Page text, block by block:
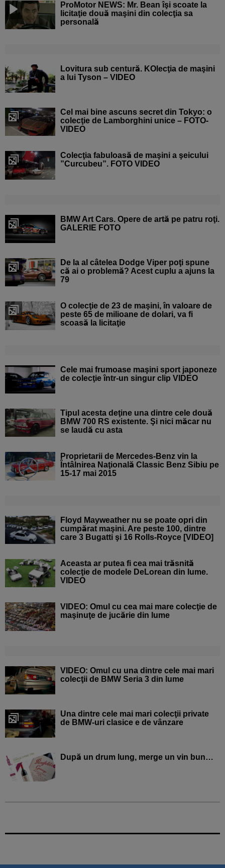
ProMotor NEWS: Mr. Bean îşi scoate la
licitaţie două maşini din colecţia sa
personală
Lovitura sub centură. KOlecţia de maşini
a lui Tyson – VIDEO
Cel mai bine ascuns secret din Tokyo: o
colecţie de Lamborghini unice – FOTO-
VIDEO
Colecţia fabuloasă de maşini a şeicului
”Curcubeu”. FOTO VIDEO
BMW Art Cars. Opere de artă pe patru roţi.
GALERIE FOTO
De la al câtelea Dodge Viper poţi spune
că ai o problemă? Acest cuplu a ajuns la
79
O colecţie de 23 de maşini, în valoare de
peste 65 de milioane de dolari, va fi
scoasă la licitaţie
Cele mai frumoase maşini sport japoneze
de colecţie într-un singur clip VIDEO
Tipul acesta deţine una dintre cele două
BMW 700 RS existente. Şi nici măcar nu
se laudă cu asta
Proprietarii de Mercedes-Benz vin la
Întâlnirea Naţională Classic Benz Sibiu pe
15-17 mai 2015
Floyd Mayweather nu se poate opri din
cumpărat maşini. Are peste 100, dintre
care 3 Bugatti şi 16 Rolls-Royce [VIDEO]
Aceasta ar putea fi cea mai trăsnită
colecţie de modele DeLorean din lume.
VIDEO
VIDEO: Omul cu cea mai mare colecţie de
maşinuţe de jucărie din lume
VIDEO: Omul cu una dintre cele mai mari
colecţii de BMW Seria 3 din lume
Una dintre cele mai mari colecţii private
de BMW-uri clasice e de vânzare
După un drum lung, merge un vin bun…